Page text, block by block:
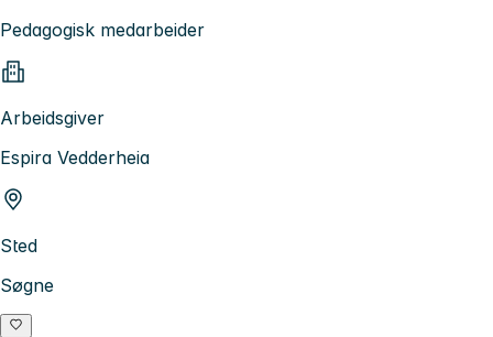
Pedagogisk medarbeider
Arbeidsgiver
Espira Vedderheia
Sted
Søgne